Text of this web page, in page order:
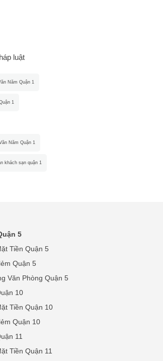
luật
Năm Quận 1
1
Năm Quận 1
khách sạn quận 1
5
Tiền Quận 5
Quận 5
Văn Phòng Quận 5
10
Tiền Quận 10
Quận 10
11
Tiền Quận 11